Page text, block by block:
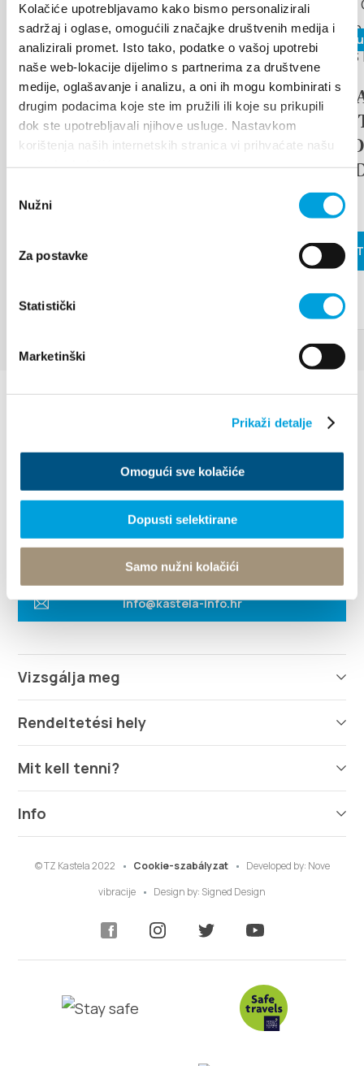
Kolačiće upotrebljavamo kako bismo personalizirali
sadržaj i oglase, omogućili značajke društvenih medija i
analizirali promet. Isto tako, podatke o vašoj upotrebi
naše web-lokacije dijelimo s partnerima za društvene
medije, oglašavanje i analizu, a oni ih mogu kombinirati s
drugim podacima koje ste im pružili ili koje su prikupili
dok ste upotrebljavali njihove usluge. Nastavkom
korištenja naših internetskih stranica vi prihvaćate našu
pristanka
Nužni
Za postavke
Statistički
Marketinški
Prikaži detalje
Omogući sve kolačiće
Dopusti selektirane
Samo nužni kolačići
Arias under the stars
OLVASS TOVÁBB
2026.
17th
FAIR
OLVASS
Villa Nika, Kamberovo šetalište 30
21216 Kaštel Stari, Hrvatska
+385 21 227 933
info@kastela-info.hr
Vizsgálja meg
Rendeltetési hely
Mit kell tenni?
Info
© TZ Kastela 2022 Cookie-szabályzat Developed by: Nove
vibracije
Design by: Signed Design